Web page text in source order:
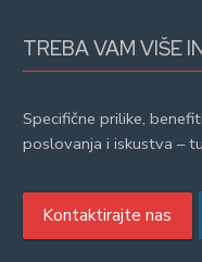
TREBA VAM VIŠE
Specifične prilike,
poslovanja i iskustva –
Kontaktirajte nas